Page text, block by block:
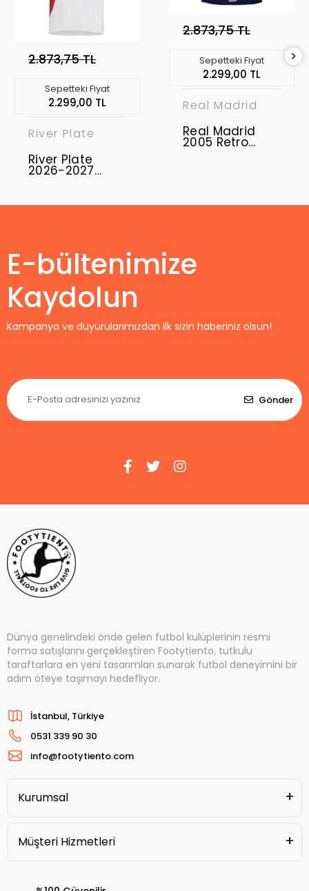
2.873,75 TL
Sepetteki Fiyat
2.299,00 TL
River Plate
River Plate
2026-2027
Home
2.873,75 TL
Sepetteki Fiyat
2.299,00 TL
Real Madrid
Real Madrid
2005 Retro
E-bültenimize
Kaydolun
Kampanya ve duyurularımızdan ilk sizin haberiniz olsun!
Gönder
Dünya genelindeki önde gelen futbol kulüplerinin resmi
forma satışlarını gerçekleştiren Footytiento, tutkulu
taraftarlara en yeni tasarımları sunarak futbol deneyimini bir
adım öteye taşımayı hedefliyor.
İstanbul, Türkiye
0531 339 90 30
info@footytiento.com
Kurumsal
Müşteri Hizmetleri